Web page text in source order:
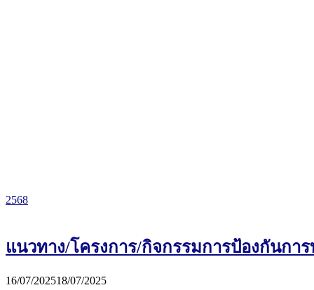
2568
แนวทาง/โครงการ/กิจกรรมการป้องกันกา
16/07/202518/07/2025